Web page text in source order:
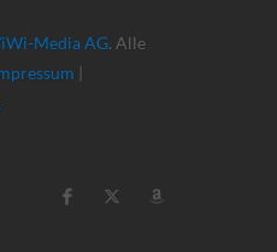
Media AG. Alle
|